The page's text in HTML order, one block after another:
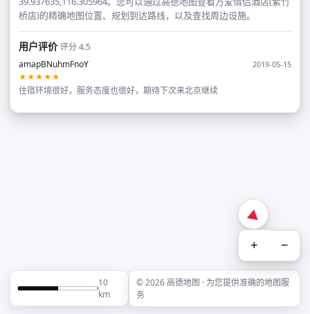
桥店)的精确地图位置、规划到达路线，以及查找周边设施。
用户评价评分 4.5
amapBNuhmFnoY
2019-05-15
★★★★★
住宿环境很好，服务态度也很好，期待下次来北京继续
+ −
10
km
© 2026 高德地图 · 为您提供准确的地图服
务